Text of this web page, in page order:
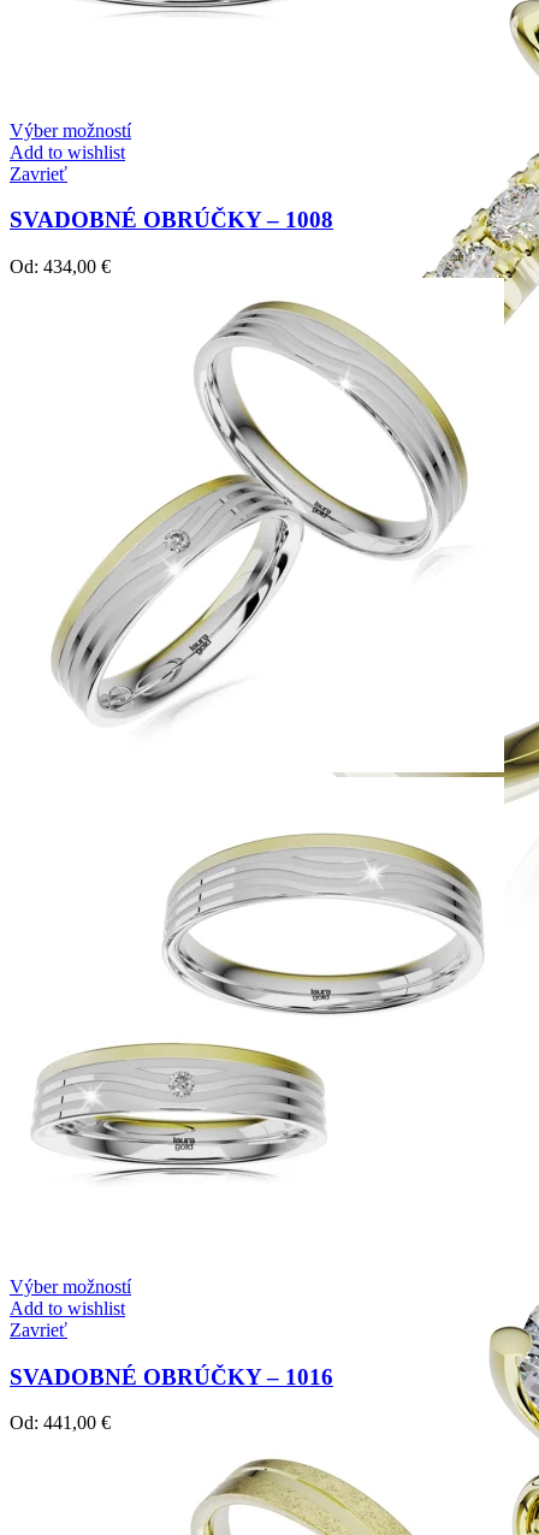
Mistique Love
Zásnubné prstne z kolekcie Mistique Love.
Výber možností
Add to wishlist
Zavrieť
SVADOBNÉ OBRÚČKY – 1008
Od: 434,00 €
Výber možností
Add to wishlist
Zavrieť
SVADOBNÉ OBRÚČKY – 1016
Od: 441,00 €